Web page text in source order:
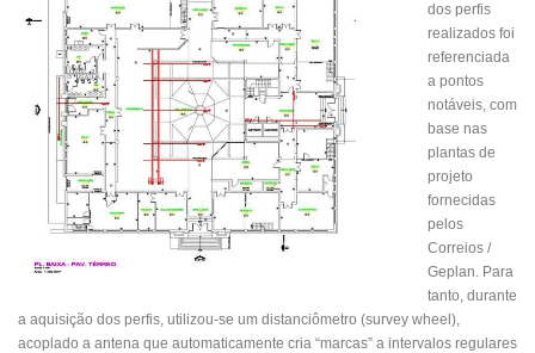
dos perfis
realizados foi
referenciada
a pontos
notáveis, com
base nas
plantas de
projeto
fornecidas
pelos
Correios /
Geplan. Para
tanto, durante
a aquisição dos perfis, utilizou-se um distanciômetro (survey wheel),
acoplado a antena que automaticamente cria “marcas” a intervalos regulares